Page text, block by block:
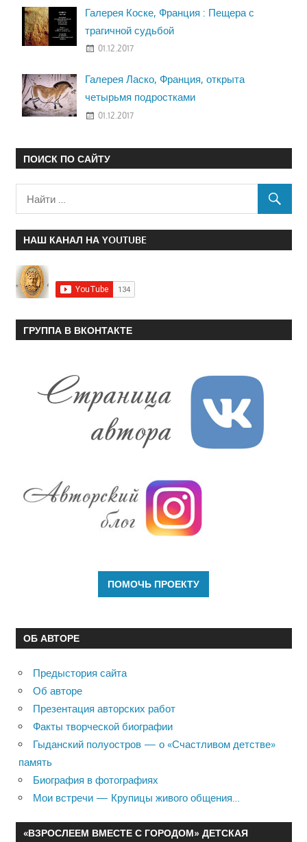
Галерея Коске, Франция : Пещера с
трагичной судьбой
01.12.2017
Галерея Ласко, Франция, открыта
четырьмя подростками
01.12.2017
ПОИСК ПО САЙТУ
НАШ КАНАЛ НА YOUTUBE
ГРУППА В ВКОНТАКТЕ
ОБ АВТОРЕ
Предыстория сайта
Об авторе
Презентация авторских работ
Факты творческой биографии
Гыданский полуостров — о «Счастливом детстве»
память
Биография в фотографиях
Мои встречи — Крупицы живого общения…
«ВЗРОСЛЕЕМ ВМЕСТЕ С ГОРОДОМ» ДЕТСКАЯ